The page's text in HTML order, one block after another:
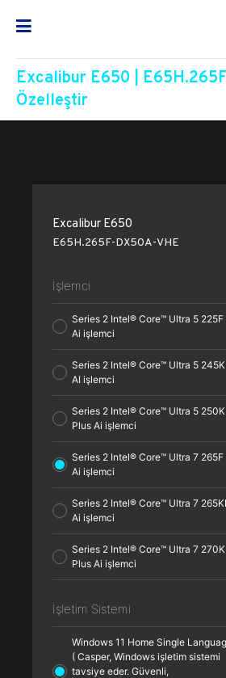
Excalibur E650 |
Özelleştir
Excalibur E650
E65H.265F-DX50A-VHE
İşlemci
Series 2 Intel® Core™ Ultra 5 225F
Ai işlemci
Series 2 Intel® Core™ Ultra 5
AI işlemci
Series 2 Intel® Core™ Ultra 5
Plus Ai işlemci
Series 2 Intel® Core™ Ultra 7 265F
Ai işlemci
Series 2 Intel® Core™ Ultra 7
Ai işlemci
Series 2 Intel® Core™ Ultra 7 270K
Plus Ai işlemci
İşletim Sistemi
Windows 11 Home Single
( Casper, Windows işletim sistemi
tavsiye eder. Güvenli,